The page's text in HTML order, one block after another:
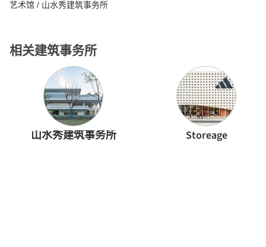
艺术馆 / 山水秀建筑事务所
相关建筑事务所
山水秀建筑事务所 Storeage